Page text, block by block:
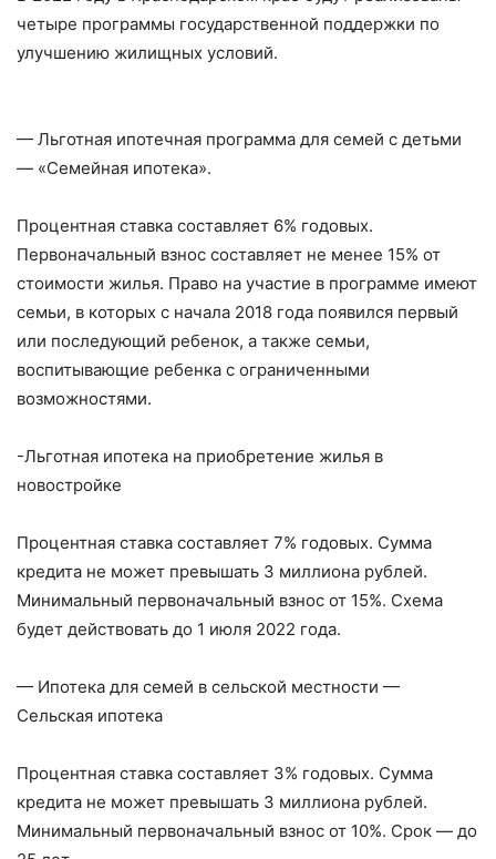
четыре программы государственной поддержки по
улучшению жилищных условий.
— Льготная ипотечная программа для семей с детьми
— «Семейная ипотека».
Процентная ставка составляет 6% годовых.
Первоначальный взнос составляет не менее 15% от
стоимости жилья. Право на участие в программе имеют
семьи, в которых с начала 2018 года появился первый
или последующий ребенок, а также семьи,
воспитывающие ребенка с ограниченными
возможностями.
-Льготная ипотека на приобретение жилья в
новостройке
Процентная ставка составляет 7% годовых. Сумма
кредита не может превышать 3 миллиона рублей.
Минимальный первоначальный взнос от 15%. Схема
будет действовать до 1 июля 2022 года.
— Ипотека для семей в сельской местности —
Сельская ипотека
Процентная ставка составляет 3% годовых. Сумма
кредита не может превышать 3 миллиона рублей.
Минимальный первоначальный взнос от 10%. Срок — до